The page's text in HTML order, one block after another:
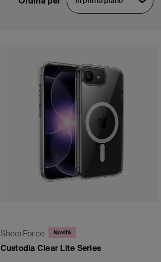
SheerForce Novità
Custodia Clear Lite Series